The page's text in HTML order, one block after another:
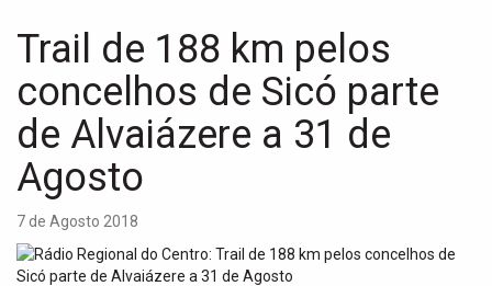
i
Trail de 188 km pelos
concelhos de Sicó parte
de Alvaiázere a 31 de
Agosto
7 de Agosto 2018